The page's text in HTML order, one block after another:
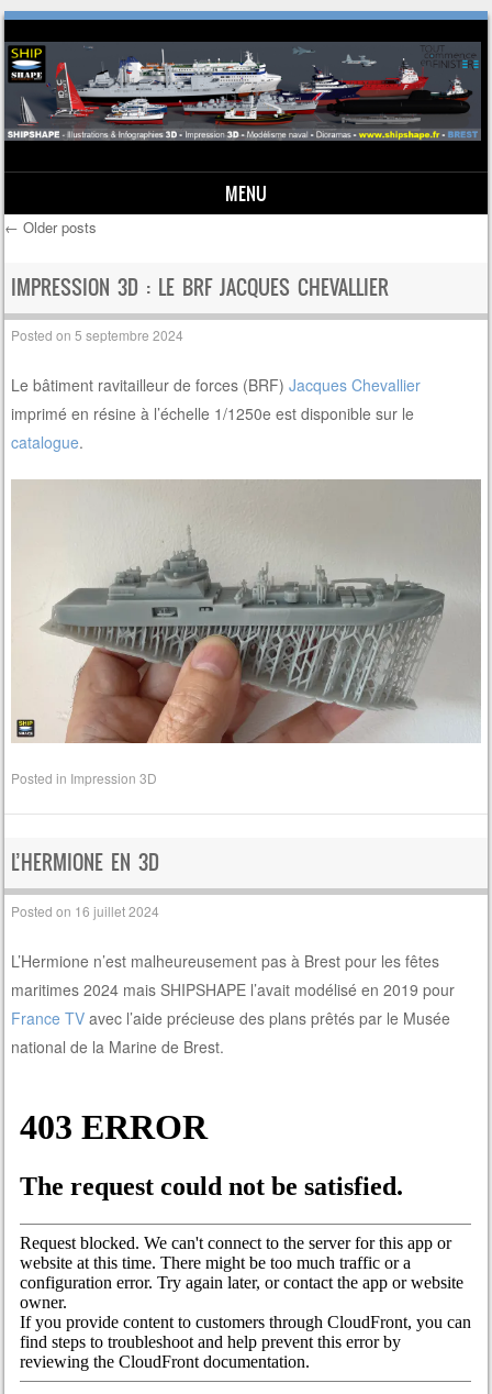
MENU
Skip to content
Post navigation
← Older posts
IMPRESSION 3D : LE BRF JACQUES CHEVALLIER
Posted on5 septembre 2024
Le bâtiment ravitailleur de forces (BRF)Jacques Chevallier
imprimé en résine à l’échelle 1/1250e est disponible sur le
catalogue.
Posted in Impression 3D
L’HERMIONE EN 3D
Posted on 16 juillet 2024
L’Hermione n’est malheureusement pas à Brest pour les fêtes
maritimes 2024 mais SHIPSHAPE l’avait modélisé en 2019 pour
France TV avec l’aide précieuse des plans prêtés par le Musée
national de la Marine de Brest.